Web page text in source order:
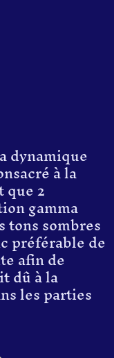
à la
2
gamma
tons sombres
préférable de
afin de
dû à la
les parties